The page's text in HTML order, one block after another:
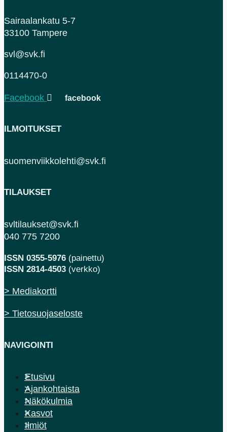
Sairaalankatu 5-7
33100 Tampere
svl@svk.fi
0114470-0
Facebook
ILMOITUKSET
suomenviikkolehti@svk.fi
TILAUKSET
svltilaukset@svk.fi
040 775 7200
ISSN 0355-5976 (painettu)
ISSN 2814-4503 (verkko)
> Mediakortti
> Tietosuojaseloste
NAVIGOINTI
Etusivu
Ajankohtaista
Näkökulmia
Kasvot
Ilmiöt